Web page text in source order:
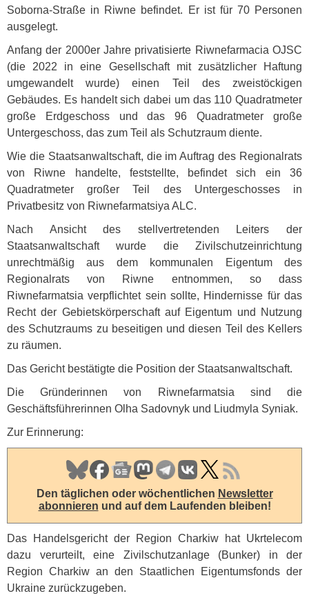
Soborna-Straße in Riwne befindet. Er ist für 70 Personen
ausgelegt.
Anfang der 2000er Jahre privatisierte Riwnefarmacia OJSC
(die 2022 in eine Gesellschaft mit zusätzlicher Haftung
umgewandelt wurde) einen Teil des zweistöckigen
Gebäudes. Es handelt sich dabei um das 110 Quadratmeter
große Erdgeschoss und das 96 Quadratmeter große
Untergeschoss, das zum Teil als Schutzraum diente.
Wie die Staatsanwaltschaft, die im Auftrag des Regionalrats
von Riwne handelte, feststellte, befindet sich ein 36
Quadratmeter großer Teil des Untergeschosses in
Privatbesitz von Riwnefarmatsiya ALC.
Nach Ansicht des stellvertretenden Leiters der
Staatsanwaltschaft wurde die Zivilschutzeinrichtung
unrechtmäßig aus dem kommunalen Eigentum des
Regionalrats von Riwne entnommen, so dass
Riwnefarmatsia verpflichtet sein sollte, Hindernisse für das
Recht der Gebietskörperschaft auf Eigentum und Nutzung
des Schutzraums zu beseitigen und diesen Teil des Kellers
zu räumen.
Das Gericht bestätigte die Position der Staatsanwaltschaft.
Die Gründerinnen von Riwnefarmatsia sind die
Geschäftsführerinnen Olha Sadovnyk und Liudmyla Syniak.
Zur Erinnerung:
Den täglichen oder wöchentlichen Newsletter
abonnieren und auf dem Laufenden bleiben!
Das Handelsgericht der Region Charkiw hat Ukrtelecom
dazu verurteilt, eine Zivilschutzanlage (Bunker) in der
Region Charkiw an den Staatlichen Eigentumsfonds der
Ukraine zurückzugeben.